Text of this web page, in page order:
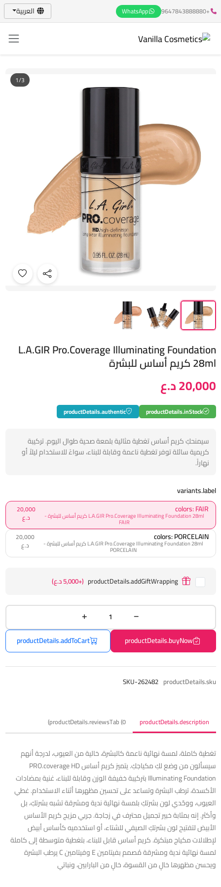
+9647843888880
WhatsApp العربية
1/3
L.A.GIR Pro.Coverage Illuminating Foundation
28ml كريم أساس للبشرة
20,000 د.ع
productDetails.inStock
productDetails.authentic
سيمنحكِ كريم أساس تغطية مثالية بلمعة صحية طوال اليوم. تركيبة
كريمية سائلة توفر تغطية ناعمة وقابلة للبناء، سواءً للاستخدام ليلاً أو
نهاراً.
variants.label
colors: FAIR
L.A.GIR Pro.Coverage Illuminating Foundation 28ml كريم أساس للبشرة -
FAIR
20,000
د.ع
colors: PORCELAIN
L.A.GIR Pro.Coverage Illuminating Foundation 28ml كريم أساس للبشرة -
PORCELAIN
20,000
د.ع
productDetails.addGiftWrapping (+5,000 د.ع)
productDetails.buyNow
productDetails.addToCart
productDetails.sku
SKU-262482
productDetails.description
productDetails.reviewsTab (0)
تغطية كاملة، لمسة نهائية ناعمة كالبشرة، خالية من العيوب، لدرجة أنهم
سيسألون من وضع لكِ مكياجكِ. يتميز كريم أساس PRO.coverage HD
Illuminating Foundation بتركيبة خفيفة الوزن وقابلة للبناء، غنية بمضادات
الأكسدة، ترطب البشرة وتساعد على تحسين مظهرها أثناء الاستخدام. غطي
العيوب، ووحّدي لون بشرتكِ بلمسة نهائية ندية ومشرقة تشبه بشرتكِ، بل
وأكثر. إنه بمثابة خبير تجميل محترف في زجاجة. جربي مزيج كريم الأساس
الأبيض لتفتيح لون بشرتكِ الصيفي للشتاء، أو استخدميه كأساس أبيض
لإطلالات مكياج مبتكرة. كريم أساس قابل للبناء، بتغطية متوسطة إلى كاملة
لمسة نهائية ندية ومشرقة مُصمم بفيتامين E وفيتامين C يرطب البشرة
ويحسن مظهرها خالٍ من القسوة، خالٍ من البارابين، ونباتي